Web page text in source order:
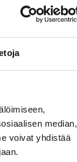
median,
voivat yhdistää